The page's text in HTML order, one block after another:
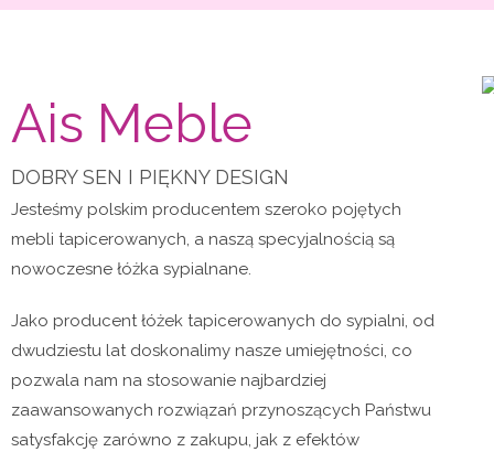
Ais Meble
DOBRY SEN I PIĘKNY DESIGN
Jesteśmy polskim producentem szeroko pojętych
mebli tapicerowanych, a naszą specyjalnością są
nowoczesne łóżka sypialnane.
Jako producent łóżek tapicerowanych do sypialni, od
dwudziestu lat doskonalimy nasze umiejętności, co
pozwala nam na stosowanie najbardziej
zaawansowanych rozwiązań przynoszących Państwu
satysfakcję zarówno z zakupu, jak z efektów